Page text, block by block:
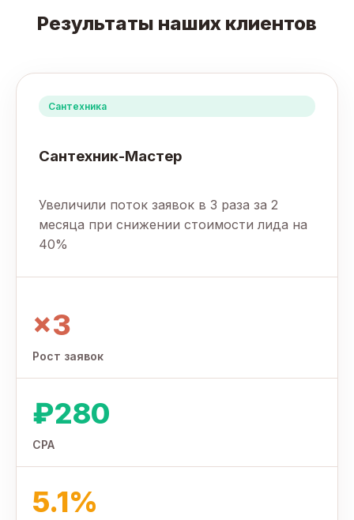
Результаты наших клиентов
Сантехника
Сантехник-Мастер
Увеличили поток заявок в 3 раза за 2
месяца при снижении стоимости лида на
40%
×3
Рост заявок
₽280
CPA
5.1%